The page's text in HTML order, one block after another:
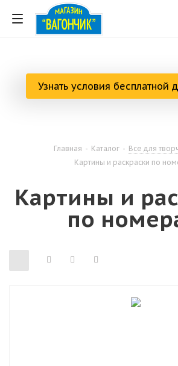
Узнать условия бесплатной
Главная - Каталог - Все для
Картины и раскраски по
Картины и
по